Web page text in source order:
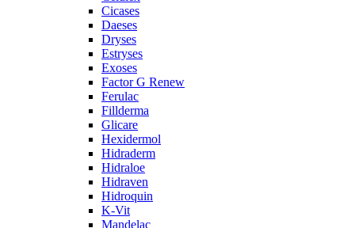
Cicases
Daeses
Dryses
Estryses
Exoses
Factor G Renew
Ferulac
Fillderma
Glicare
Hexidermol
Hidraderm
Hidraloe
Hidraven
Hidroquin
K-Vit
Mandelac